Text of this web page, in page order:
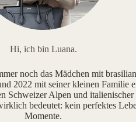
Hi, ich bin Luana.
noch das Mädchen mit
2022 mit seiner kleinen Familie
Schweizer Alpen und
bedeutet: kein perfektes
Momente.